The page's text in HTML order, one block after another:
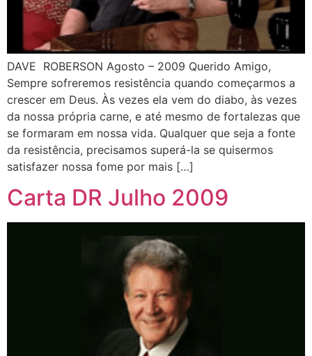
DAVE ROBERSON Agosto – 2009 Querido Amigo,
Sempre sofreremos resistência quando começarmos a
crescer em Deus. Às vezes ela vem do diabo, às vezes
da nossa própria carne, e até mesmo de fortalezas que
se formaram em nossa vida. Qualquer que seja a fonte
da resistência, precisamos superá-la se quisermos
satisfazer nossa fome por mais […]
Carta DR Julho 2009